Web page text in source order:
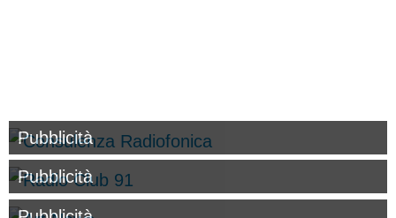
Pubblicità
Pubblicità